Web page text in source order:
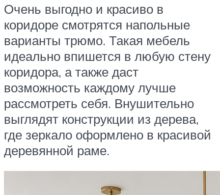
Очень выгодно и красиво в
коридоре смотрятся напольные
варианты трюмо. Такая мебель
идеально впишется в любую стену
коридора, а также даст
возможность каждому лучше
рассмотреть себя. Внушительно
выглядят конструкции из дерева,
где зеркало оформлено в красивой
деревянной раме.